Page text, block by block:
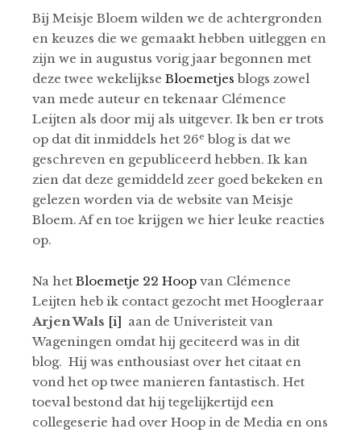
Bij Meisje Bloem wilden we de achtergronden
en keuzes die we gemaakt hebben uitleggen en
zijn we in augustus vorig jaar begonnen met
deze twee wekelijkse Bloemetjesblogs zowel
van mede auteur en tekenaar Clémence
Leijten als door mij als uitgever. Ik ben er trots
op dat dit inmiddels het 26e blog is dat we
geschreven en gepubliceerd hebben. Ik kan
zien dat deze gemiddeld zeer goed bekeken en
gelezen worden via de website van Meisje
Bloem. Af en toe krijgen we hier leuke reacties
op.
Na het Bloemetje 22 Hoop van Clémence
Leijten heb ik contact gezocht met Hoogleraar
Arjen Wals [i] aan de Univeristeit van
Wageningen omdat hij geciteerd was in dit
blog. Hij was enthousiast over het citaat en
vond het op twee manieren fantastisch. Het
toeval bestond dat hij tegelijkertijd een
collegeserie had over Hoop in de Media en ons